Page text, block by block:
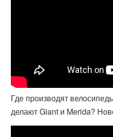
Где производят
делают Giant и Merida?